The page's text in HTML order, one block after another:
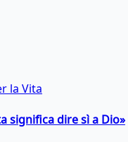
la Vita
significa dire sì a Dio»